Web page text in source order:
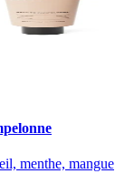
menthe, mangue